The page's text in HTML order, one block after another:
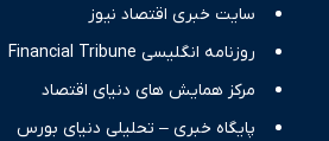
سایت خبری اقتصاد نیوز
روزنامه انگلیسی Financial Tribune
مرکز همایش های دنیای اقتصاد
پایگاه خبری – تحلیلی دنیای بورس